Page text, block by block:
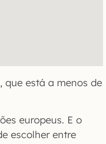
, que está a menos de
europeus. E o
escolher entre